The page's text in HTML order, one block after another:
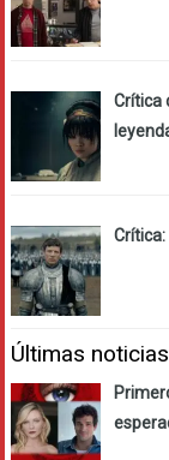
Crítica
Crítica:
Últimas noticias